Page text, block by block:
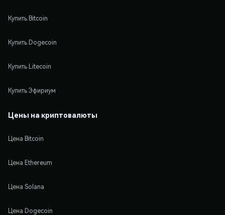
Купить Bitcoin
Купить Dogecoin
Купить Litecoin
Купить Эфириум
Цены на криптовалюты
Цена Bitcoin
Цена Ethereum
Цена Solana
Цена Dogecoin